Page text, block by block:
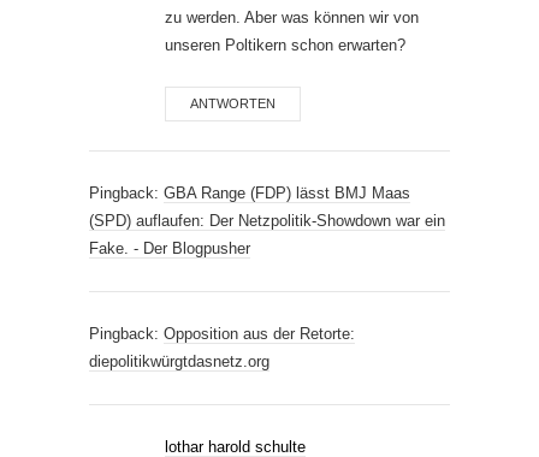
zu werden. Aber was können wir von
unseren Poltikern schon erwarten?
ANTWORTEN
Pingback: GBA Range (FDP) lässt BMJ Maas
(SPD) auflaufen: Der Netzpolitik-Showdown war ein
Fake. - Der Blogpusher
Pingback: Opposition aus der Retorte:
diepolitikwürgtdasnetz.org
lothar harold schulte